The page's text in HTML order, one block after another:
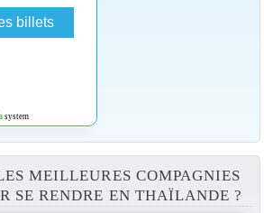
billets
system
MEILLEURES COMPAGNIES
SE RENDRE EN THAÏLANDE ?